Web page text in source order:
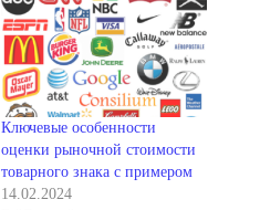
Ключевые особенности
оценки рыночной стоимости
товарного знака с примером
14.02.2024